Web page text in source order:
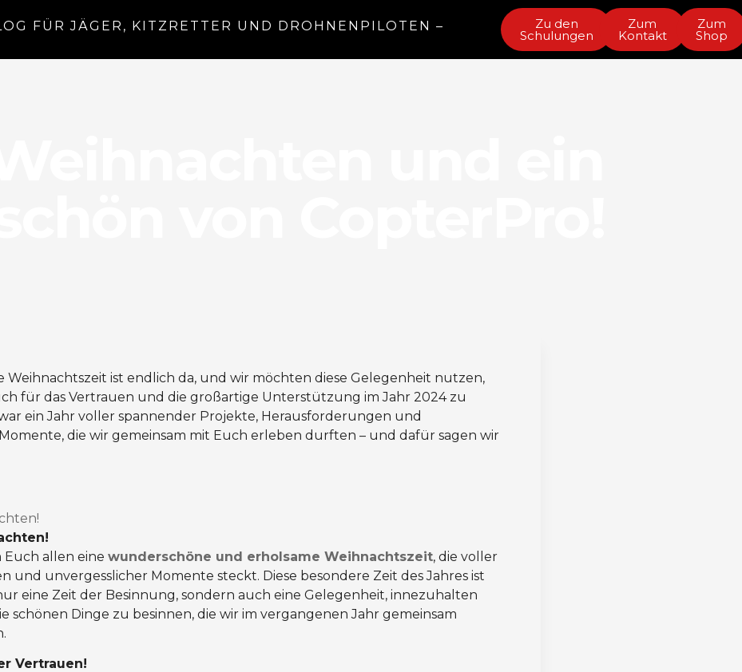
FÜR JÄGER, KITZRETTER UND DROHNENPILOTEN – Zu den
Schulungen
Zum
Kontakt
Zum
Shop
Weihnachtszeit ist endlich da, und wir möchten diese Gelegenheit nutzen,
für das Vertrauen und die großartige Unterstützung im Jahr 2024 zu
ein Jahr voller spannender Projekte, Herausforderungen und
die wir gemeinsam mit Euch erleben durften – und dafür sagen wir
allen eine wunderschöne und erholsame Weihnachtszeit, die voller
und unvergesslicher Momente steckt. Diese besondere Zeit des Jahres ist
eine Zeit der Besinnung, sondern auch eine Gelegenheit, innezuhalten
schönen Dinge zu besinnen, die wir im vergangenen Jahr gemeinsam
Vertrauen!